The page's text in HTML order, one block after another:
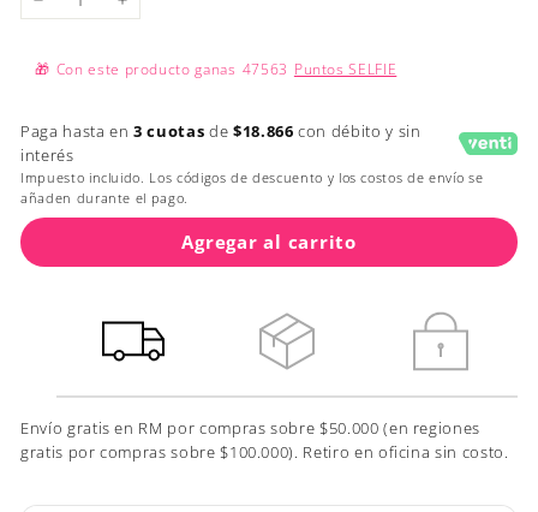
+
🎁 Con este producto ganas 47563 Puntos SELFIE
Paga hasta en3 cuotas de $18.866 con débito y sin
interés
Impuesto incluido. Los códigos de descuento y los costos de envío se
añaden durante el pago.
Agregar al carrito
Envío gratis en RM por compras sobre $50.000 (en regiones
gratis por compras sobre $100.000). Retiro en oficina sin costo.